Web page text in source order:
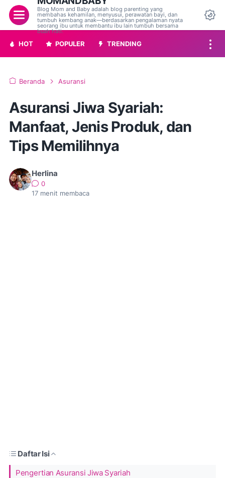
Menu
Blog Mom and Baby adalah blog parenting yang
membahas kehamilan, menyusui, perawatan bayi, dan
tumbuh kembang anak—berdasarkan pengalaman nyata
seorang ibu untuk membantu ibu lain tumbuh bersama
buah hati.
HOT POPULER TRENDING
Beranda Asuransi
Asuransi Jiwa Syariah:
Manfaat, Jenis Produk, dan
Tips Memilihnya
Herlina
0
17 menit membaca
Daftar Isi
Pengertian Asuransi Jiwa Syariah